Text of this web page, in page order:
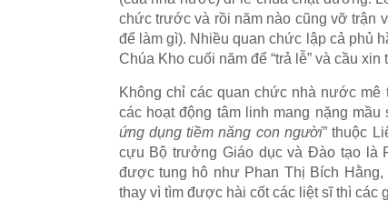
chức trước và rồi năm nào cũng vỡ trận
để làm gì). Nhiều quan chức lập cả phủ
Chúa Kho cuối năm để “trả lễ” và cầu
Không chỉ các quan chức nhà nước
các hoạt động tâm linh mang nặng
ứng dụng tiềm năng con người” thuộc
cựu Bộ trưởng Giáo dục và Đào tạo là
được tung hô như Phan Thị Bích
thay vì tìm được hài cốt các liệt sĩ thì